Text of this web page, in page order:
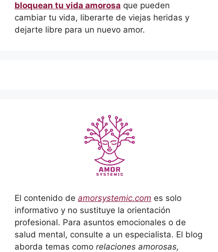
bloquean tu vida amorosa que pueden
cambiar tu vida, liberarte de viejas heridas y
dejarte libre para un nuevo amor.
El contenido de amorsystemic.com es solo
informativo y no sustituye la orientación
profesional. Para asuntos emocionales o de
salud mental, consulte a un especialista. El blog
aborda temas como relaciones amorosas,